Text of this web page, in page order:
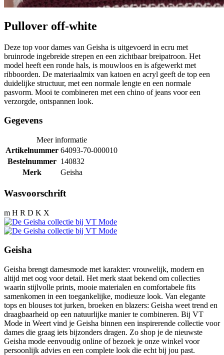
Pullover off-white
Deze top voor dames van Geisha is uitgevoerd in ecru met
bruinrode ingebreide strepen en een zichtbaar breipatroon. Het
model heeft een ronde hals, is mouwloos en is afgewerkt met
ribboorden. De materiaalmix van katoen en acryl geeft de top een
duidelijke structuur, met een normale lengte en een normale
pasvorm. Mooi te combineren met een chino of jeans voor een
verzorgde, ontspannen look.
Gegevens
Meer informatie
Artikelnummer 64093-70-000010
Bestelnummer 140832
Merk
Geisha
Wasvoorschrift
m H R D K X
Geisha
Geisha brengt damesmode met karakter: vrouwelijk, modern en
altijd met oog voor detail. Het merk staat bekend om collecties
waarin stijlvolle prints, mooie materialen en comfortabele fits
samenkomen in een toegankelijke, modieuze look. Van elegante
tops en blouses tot jurken, broeken en blazers: Geisha weet trend en
draagbaarheid op een natuurlijke manier te combineren. Bij VT
Mode in Weert vind je Geisha binnen een inspirerende collectie voor
dames die graag iets bijzonders dragen. Zo shop je de nieuwste
Geisha mode eenvoudig online of bezoek je onze winkel voor
persoonlijk advies en een complete look die echt bij jou past.